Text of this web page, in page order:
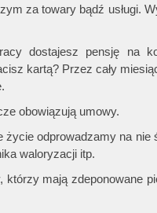
za towary bądź usługi.
dostajesz pensję na
kartą? Przez cały
obowiązują umowy.
życie odprowadzamy na
waloryzacji itp.
mają zdeponowane